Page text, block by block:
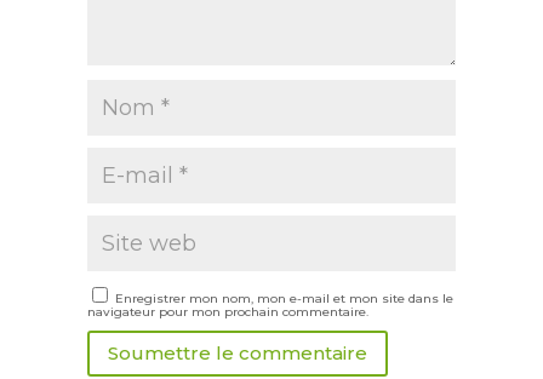
Enregistrer mon nom, mon e-mail et mon site dans le
navigateur pour mon prochain commentaire.
Soumettre le commentaire